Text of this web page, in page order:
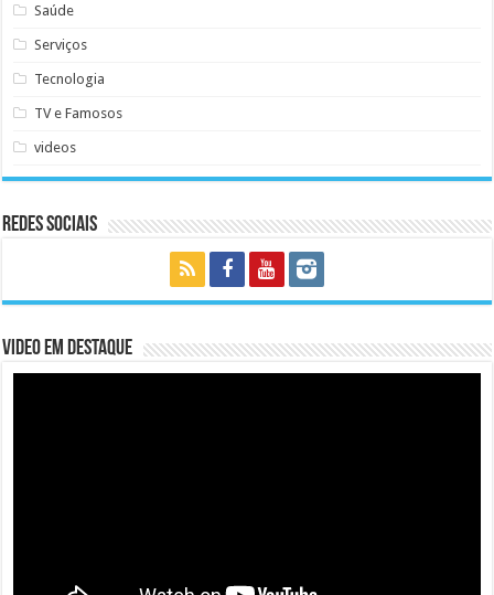
Saúde
Serviços
Tecnologia
TV e Famosos
videos
Redes Sociais
Video em Destaque